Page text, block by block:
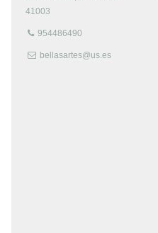
41003
954486490
bellasartes@us.es